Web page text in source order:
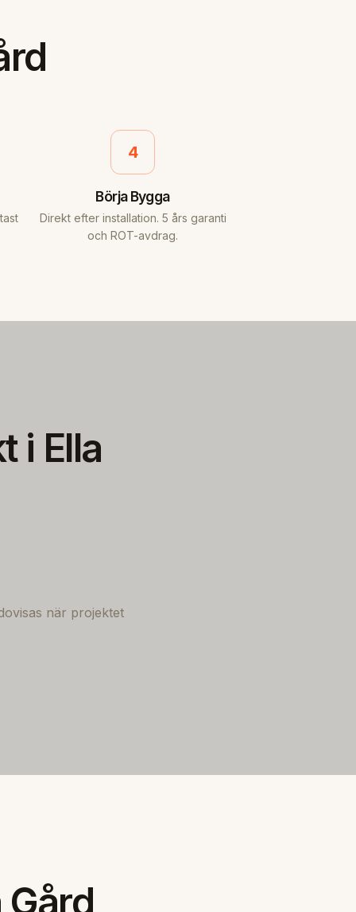
4
Börja Bygga
Direkt efter installation. 5 års garanti
och ROT-avdrag.
i Ella
när projektet